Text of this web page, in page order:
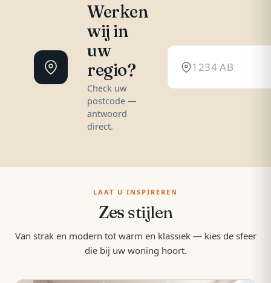
Werken
wij in
uw
regio?
Check uw
postcode —
antwoord
direct.
LAAT U INSPIREREN
Zes stijlen
Van strak en modern tot warm en klassiek — kies de sfeer
die bij uw woning hoort.